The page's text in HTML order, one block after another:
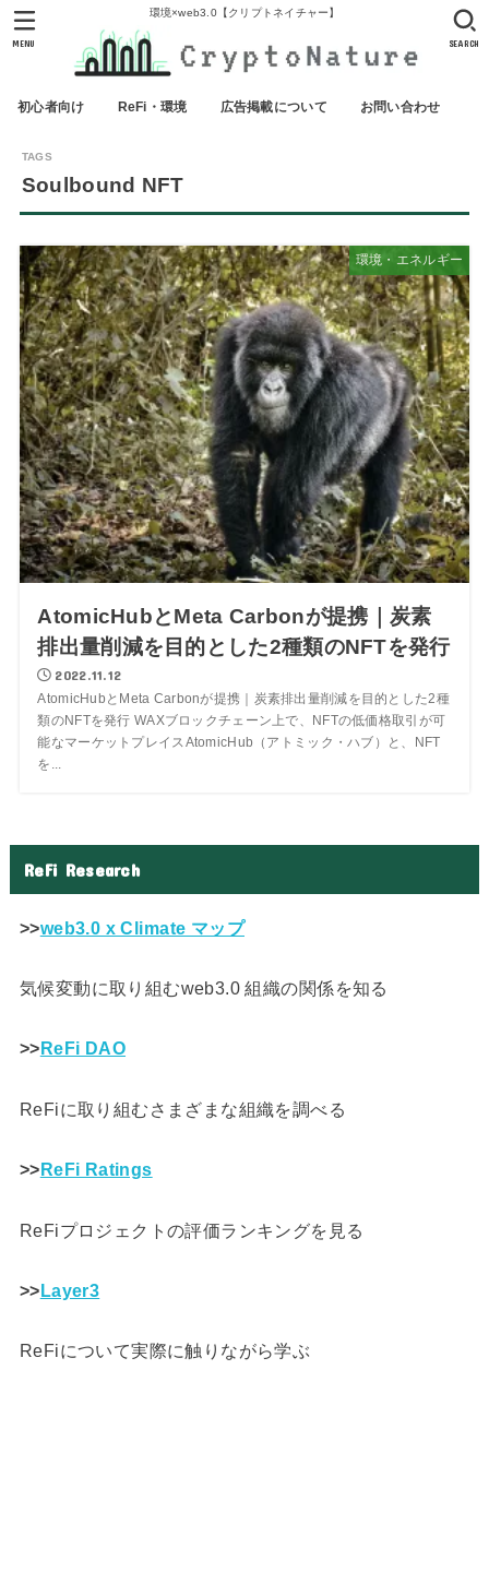
環境×web3.0【クリプトネイチャー】
初心者向け ReFi・環境 広告掲載について お問い合わせ
SEARCH
MENU
Soulbound NFT
環境・エネルギー
AtomicHubとMeta Carbonが提携｜炭素
排出量削減を目的とした2種類のNFTを発行
2022.11.12
AtomicHubとMeta Carbonが提携｜炭素排出量削減を目的とした2種
類のNFTを発行 WAXブロックチェーン上で、NFTの低価格取引が可
能なマーケットプレイスAtomicHub（アトミック・ハブ）と、NFT
を...
ReFi Research
>>web3.0 x Climate マップ
気候変動に取り組むweb3.0 組織の関係を知る
>> ReFi DAO
ReFiに取り組むさまざまな組織を調べる
>>ReFi Ratings
ReFiプロジェクトの評価ランキングを見る
>>Layer3
ReFiについて実際に触りながら学ぶ